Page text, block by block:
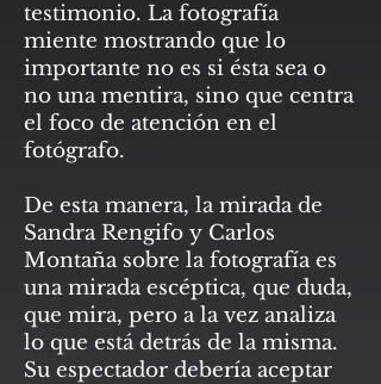
testimonio. La fotografía
miente mostrando que lo
importante no es si ésta sea o
no una mentira, sino que centra
el foco de atención en el
fotógrafo.
De esta manera, la mirada de
Sandra Rengifo y Carlos
Montaña sobre la fotografía es
una mirada escéptica, que duda,
que mira, pero a la vez analiza
lo que está detrás de la misma.
Su espectador debería aceptar